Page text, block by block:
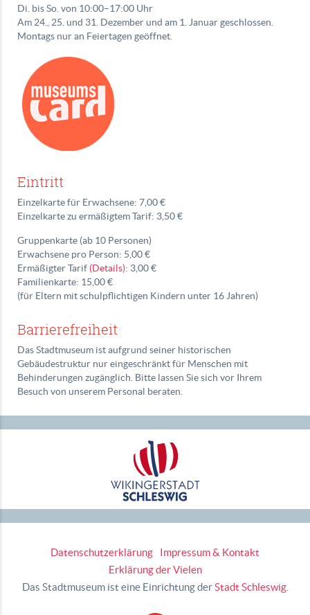
Di. bis So. von 10:00–17:00 Uhr
Am 24., 25. und 31. Dezember und am 1. Januar geschlossen.
Montags nur an Feiertagen geöffnet.
Eintritt
Einzelkarte für Erwachsene: 7,00 €
Einzelkarte zu ermäßigtem Tarif: 3,50 €
Gruppenkarte (ab 10 Personen)
Erwachsene pro Person: 5,00 €
Ermäßigter Tarif (Details): 3,00 €
Familienkarte: 15,00 €
(für Eltern mit schulpflichtigen Kindern unter 16 Jahren)
Barrierefreiheit
Das Stadtmuseum ist aufgrund seiner historischen
Gebäudestruktur nur eingeschränkt für Menschen mit
Behinderungen zugänglich. Bitte lassen Sie sich vor Ihrem
Besuch von unserem Personal beraten.
Datenschutzerklärung
Impressum & Kontakt
Erklärung der Vielen
Das Stadtmuseum ist eine Einrichtung derStadt Schleswig.